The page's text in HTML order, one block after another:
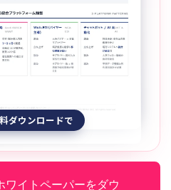
ダウンロードで
ワイトペーパーをダウ